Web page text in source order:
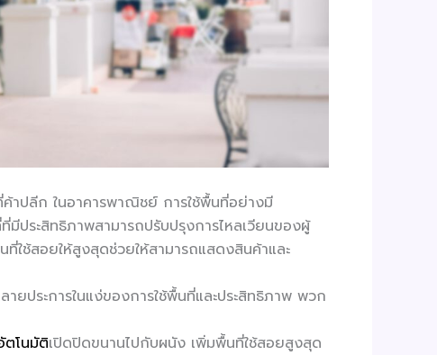
าปลีก ในอาคารพาณิชย์ การใช้พื้นที่อย่างมี
ประสิทธิภาพสามารถปรับปรุงการไหลเวียนของผู้
ใช้สอยให้สูงสุดช่วยให้สามารถแสดงสินค้าและ
ยประการในแง่ของการใช้พื้นที่และประสิทธิภาพ พวก
ตโนมัติเปิดปิดขนานไปกับผนัง เพิ่มพื้นที่ใช้สอยสูงสุด